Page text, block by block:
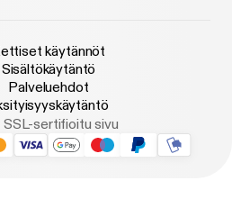
käytännöt
Sisältökäytäntö
Palveluehdot
SSL-sertifioitu sivu